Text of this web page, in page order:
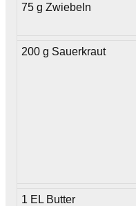
75 g Zwiebeln
200 g Sauerkraut
1 EL Butter